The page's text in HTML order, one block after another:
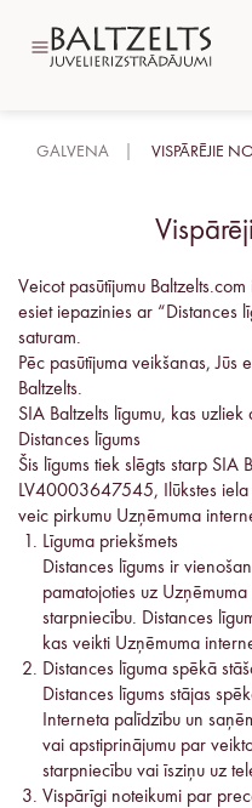
GALVENA VISPĀRĒJIE
Veicot pasūtījumu B
esiet iepazinies ar “Distances
saturam.
Pēc pasūtījuma veikšanas, Jūs
Baltzelts.
SIA Baltzelts līgumu, kas
Distances līgums
Šis līgums tiek slēgts starp SIA
LV40003647545, Ilūkstes iela
veic pirkumu Uzņēmuma
Līguma priekšmets
Distances līgums ir
pamatojoties uz
starpniecību. Distances
kas veikti Uzņēmuma
Distances līguma spēkā
Distances līgums stājas
Interneta palīdzību un
vai apstiprinājumu par
starpniecību vai īsziņu uz
Vispārīgi noteikumi par